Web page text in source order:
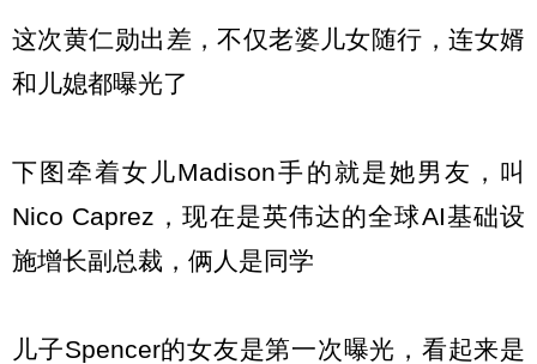
这次黄仁勋出差，不仅老婆儿女随行，连女婿
和儿媳都曝光了
下图牵着女儿Madison手的就是她男友，叫
Nico Caprez，现在是英伟达的全球AI基础设
施增长副总裁，俩人是同学
儿子Spencer的女友是第一次曝光，看起来是